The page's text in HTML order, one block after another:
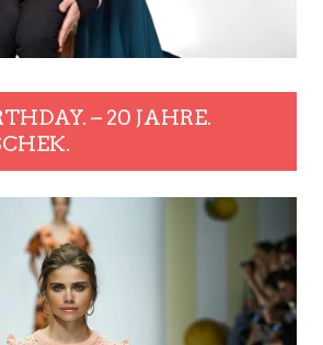
– 20 JAHRE.